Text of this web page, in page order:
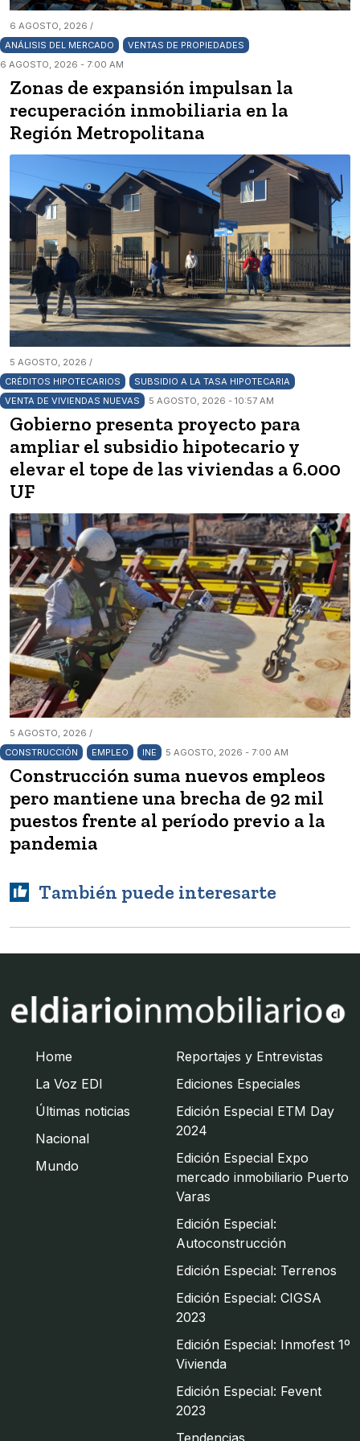
6 AGOSTO, 2026 /
ANÁLISIS DEL MERCADO
VENTAS DE PROPIEDADES
6 AGOSTO, 2026 - 7:00 AM
Zonas de expansión impulsan la
recuperación inmobiliaria en la
Región Metropolitana
5 AGOSTO, 2026 /
CRÉDITOS HIPOTECARIOS
SUBSIDIO A LA TASA HIPOTECARIA
VENTA DE VIVIENDAS NUEVAS
5 AGOSTO, 2026 - 10:57 AM
Gobierno presenta proyecto para
ampliar el subsidio hipotecario y
elevar el tope de las viviendas a 6.000
UF
5 AGOSTO, 2026 /
CONSTRUCCIÓN
EMPLEO INE 5 AGOSTO, 2026 - 7:00 AM
Construcción suma nuevos empleos
pero mantiene una brecha de 92 mil
puestos frente al período previo a la
pandemia
También puede interesarte
Home
La Voz EDI
Últimas noticias
Nacional
Mundo
Reportajes y Entrevistas
Ediciones Especiales
Edición Especial ETM Day
2024
Edición Especial Expo
mercado inmobiliario Puerto
Varas
Edición Especial:
Autoconstrucción
Edición Especial: Terrenos
Edición Especial: CIGSA
2023
Edición Especial: Inmofest 1º
Vivienda
Edición Especial: Fevent
2023
Tendencias